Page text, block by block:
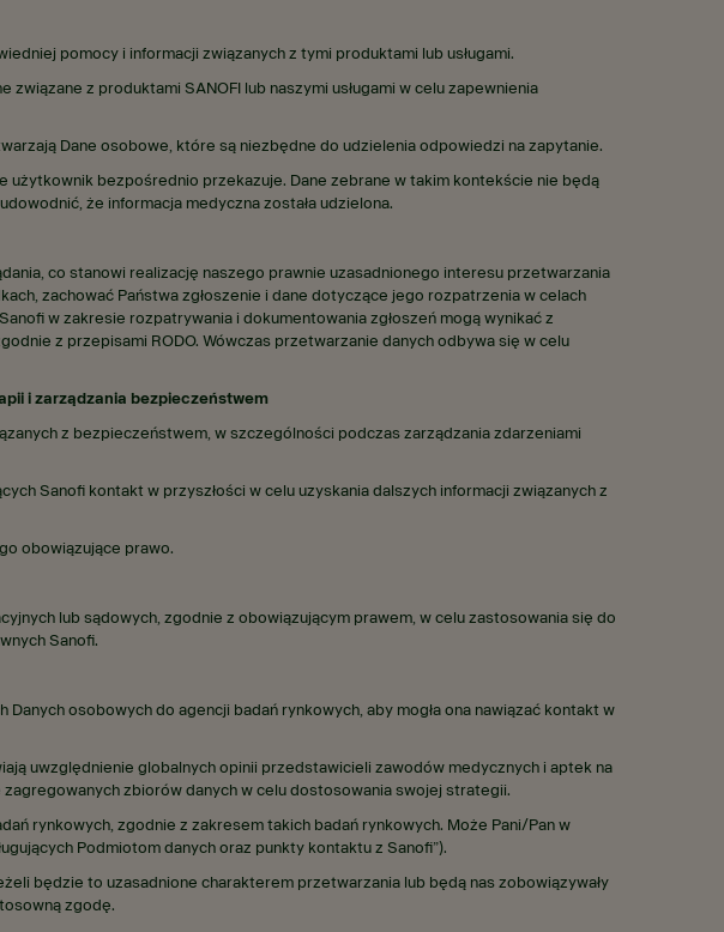
pomocy i informacji związanych z tymi produktami lub usługami.
z produktami SANOFI lub naszymi usługami w celu zapewnienia
Dane osobowe, które są niezbędne do udzielenia odpowiedzi na zapytanie.
użytkownik bezpośrednio przekazuje. Dane zebrane w takim kontekście nie będą
że informacja medyczna została udzielona.
co stanowi realizację naszego prawnie uzasadnionego interesu przetwarzania
zachować Państwa zgłoszenie i dane dotyczące jego rozpatrzenia w celach
w zakresie rozpatrywania i dokumentowania zgłoszeń mogą wynikać z
z przepisami RODO. Wówczas przetwarzanie danych odbywa się w celu
i zarządzania bezpieczeństwem
z bezpieczeństwem, w szczególności podczas zarządzania zdarzeniami
Sanofi kontakt w przyszłości w celu uzyskania dalszych informacji związanych z
obowiązujące prawo.
lub sądowych, zgodnie z obowiązującym prawem, w celu zastosowania się do
Sanofi.
osobowych do agencji badań rynkowych, aby mogła ona nawiązać kontakt w
uwzględnienie globalnych opinii przedstawicieli zawodów medycznych i aptek na
zbiorów danych w celu dostosowania swojej strategii.
rynkowych, zgodnie z zakresem takich badań rynkowych. Może Pani/Pan w
Podmiotom danych oraz punkty kontaktu z Sanofi”).
będzie to uzasadnione charakterem przetwarzania lub będą nas zobowiązywały
zgodę.